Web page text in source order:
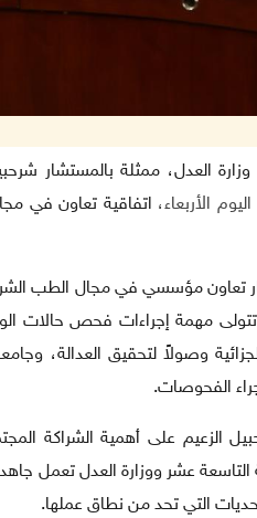
وفا- وقعت وزارة العدل، ممثلة
اليوم الأربعاء، اتفاقية تعاون في
تعاون مؤسسي في مجال الطب
مهمة إجراءات فحص حالات
وصولاً لتحقيق العدالة،
الفحوصات.
الزعيم على أهمية الشراكة
عشر ووزارة العدل تعمل
التي تحد من نطاق عملها.